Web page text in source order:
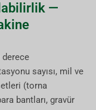
—
derece
sayısı, mil ve
(torna
bantları, gravür